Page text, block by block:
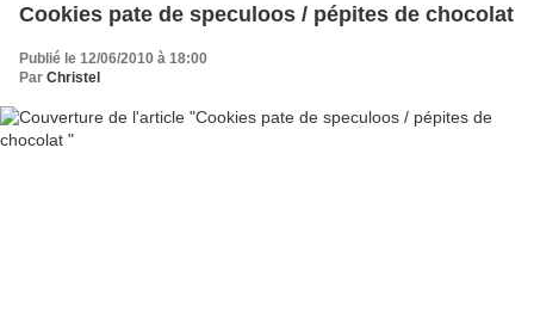
Cookies pate de speculoos / pépites de chocolat
Publié le 12/06/2010 à 18:00
Par Christel